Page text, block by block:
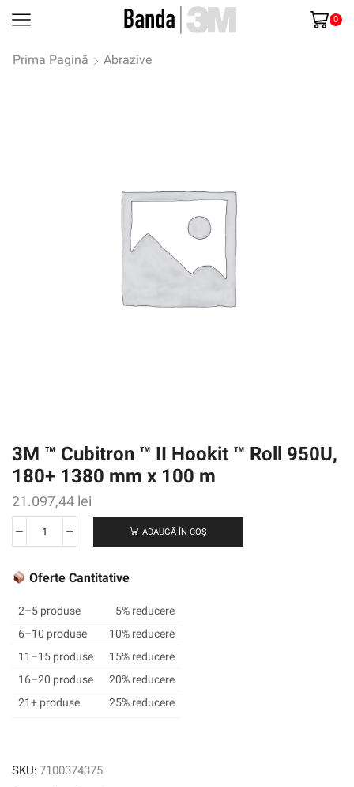
0
Prima Pagină Abrazive
3M ™ Cubitron ™ II Hookit ™ Roll 950U,
180+ 1380 mm x 100 m
21.097,44 lei
Cantitate
™
™
Hookit
™
Roll
950U,
x
ADAUGĂ ÎN COȘ
Oferte Cantitative
2–5 produse
5% reducere
6–10 produse
10% reducere
11–15 produse
15% reducere
16–20 produse
20% reducere
21+ produse
25% reducere
SKU: 7100374375